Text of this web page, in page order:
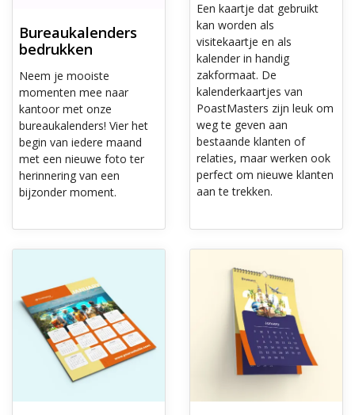
Bureaukalenders
bedrukken
Neem je mooiste
momenten mee naar
kantoor met onze
bureaukalenders! Vier het
begin van iedere maand
met een nieuwe foto ter
herinnering van een
bijzonder moment.
Een kaartje dat gebruikt
kan worden als
visitekaartje en als
kalender in handig
zakformaat. De
kalenderkaartjes van
PoastMasters zijn leuk om
weg te geven aan
bestaande klanten of
relaties, maar werken ook
perfect om nieuwe klanten
aan te trekken.